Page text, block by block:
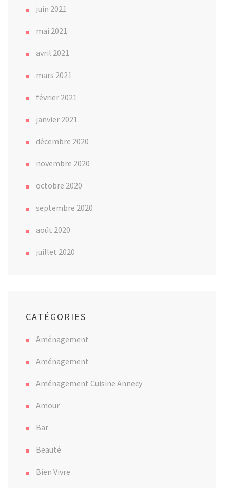
juin 2021
mai 2021
avril 2021
mars 2021
février 2021
janvier 2021
décembre 2020
novembre 2020
octobre 2020
septembre 2020
août 2020
juillet 2020
CATÉGORIES
Aménagement
Aménagement
Aménagement Cuisine Annecy
Amour
Bar
Beauté
Bien Vivre